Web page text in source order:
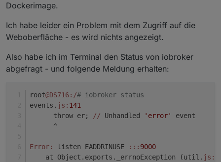
Dockerimage.
Ich habe leider ein Problem mit dem Zugriff auf die
Weboberfläche - es wird nichts angezeigt.
Also habe ich im Terminal den Status von iobroker
abgefragt - und folgende Meldung erhalten:
root@DS716:/#
events. js: 141
      throw er;
// Unhandled 'error'
Error: listen EADDRINUSE : : : 9000
    at Object.exports._errnoException (util.
js: